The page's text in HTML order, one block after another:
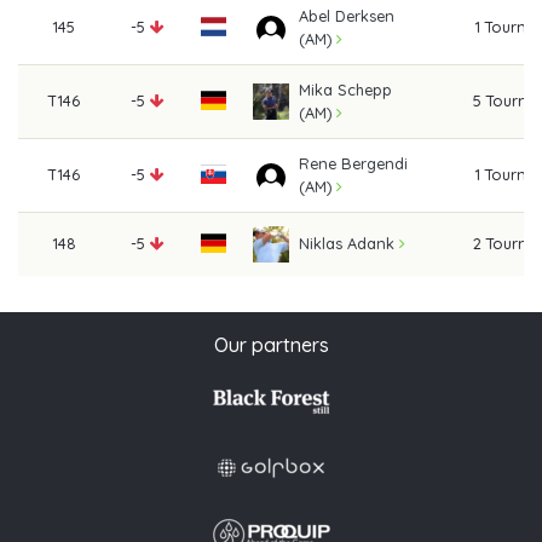
145 -5
Abel Derksen
(AM)
1
T146 -5
Mika Schepp
(AM)
5
T146 -5
Rene Bergendi
(AM)
1
148 -5 Niklas Adank 2
Our partners